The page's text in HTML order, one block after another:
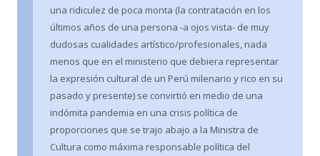
una ridiculez de poca monta (la contratación en los
últimos años de una persona -a ojos vista- de muy
dudosas cualidades artístico/profesionales, nada
menos que en el ministerio que debiera representar
la expresión cultural de un Perú milenario y rico en su
pasado y presente) se convirtió en medio de una
indómita pandemia en una crisis política de
proporciones que se trajo abajo a la Ministra de
Cultura como máxima responsable política del